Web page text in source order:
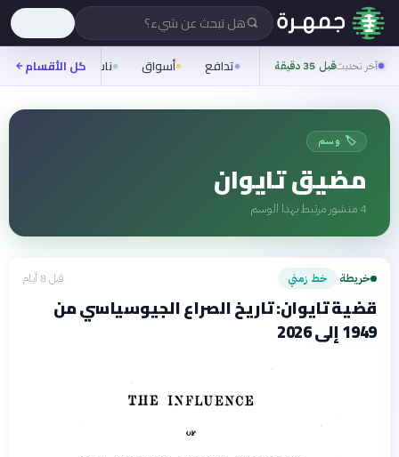
هل تبحث عن شيء؟
آخر تحديثقبل 35 دقيقة تدافع أسواق ناس روح
كل الأقسام
🏷️ وسم
مضيق تايوان
4 منشور مرتبط بهذا الوسم
خريطة› خط زمني قبل 8 أيام
قضية تايوان: تاريخ الصراع الجيوسياسي من
1949 إلى 2026